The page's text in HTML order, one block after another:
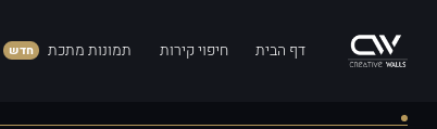
דף הבית חיפוי קירות תמונות מתכת חדש